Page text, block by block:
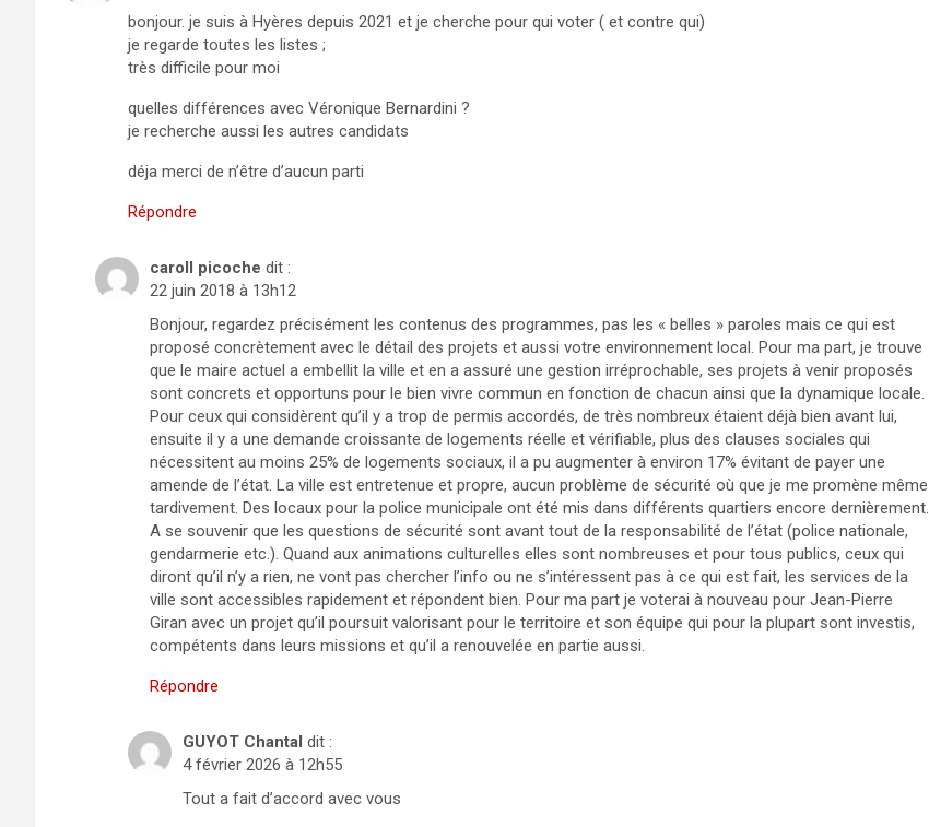
bonjour. je suis à Hyères depuis 2021 et je cherche pour qui voter ( et contre qui)
je regarde toutes les listes ;
très difficile pour moi
quelles différences avec Véronique Bernardini ?
je recherche aussi les autres candidats
déja merci de n’être d’aucun parti
Répondre
caroll picoche dit :
22 juin 2018 à 13h12
Bonjour, regardez précisément les contenus des programmes, pas les « belles » paroles mais ce qui est
proposé concrètement avec le détail des projets et aussi votre environnement local. Pour ma part, je trouve
que le maire actuel a embellit la ville et en a assuré une gestion irréprochable, ses projets à venir proposés
sont concrets et opportuns pour le bien vivre commun en fonction de chacun ainsi que la dynamique locale.
Pour ceux qui considèrent qu’il y a trop de permis accordés, de très nombreux étaient déjà bien avant lui,
ensuite il y a une demande croissante de logements réelle et vérifiable, plus des clauses sociales qui
nécessitent au moins 25% de logements sociaux, il a pu augmenter à environ 17% évitant de payer une
amende de l’état. La ville est entretenue et propre, aucun problème de sécurité où que je me promène même
tardivement. Des locaux pour la police municipale ont été mis dans différents quartiers encore dernièrement.
A se souvenir que les questions de sécurité sont avant tout de la responsabilité de l’état (police nationale,
gendarmerie etc.). Quand aux animations culturelles elles sont nombreuses et pour tous publics, ceux qui
diront qu’il n’y a rien, ne vont pas chercher l’info ou ne s’intéressent pas à ce qui est fait, les services de la
ville sont accessibles rapidement et répondent bien. Pour ma part je voterai à nouveau pour Jean-Pierre
Giran avec un projet qu’il poursuit valorisant pour le territoire et son équipe qui pour la plupart sont investis,
compétents dans leurs missions et qu’il a renouvelée en partie aussi.
Répondre
GUYOT Chantal dit :
4 février 2026 à 12h55
Tout a fait d’accord avec vous